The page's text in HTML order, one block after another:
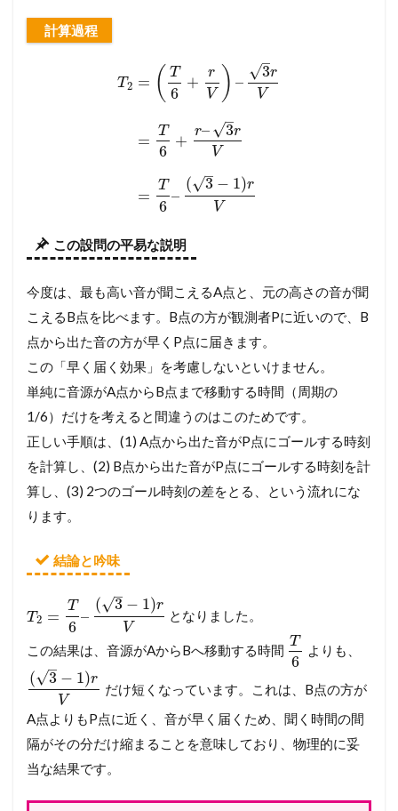
計算過程
T 2 = ( T
6
+
r
V
) –
3
–
√ r
V
=
T
6
+
r– 3
–
√ r
V
=
T
6
–
( 3
–
√ − 1)r
V
この設問の平易な説明
今度は、最も高い音が聞こえるA点と、元の高さの音が聞
こえるB点を比べます。B点の方が観測者Pに近いので、B
点から出た音の方が早くP点に届きます。
この「早く届く効果」を考慮しないといけません。
単純に音源がA点からB点まで移動する時間（周期の
1/6）だけを考えると間違うのはこのためです。
正しい手順は、(1) A点から出た音がP点にゴールする時刻
を計算し、(2) B点から出た音がP点にゴールする時刻を計
算し、(3) 2つのゴール時刻の差をとる、という流れにな
ります。
結論と吟味
T 2 =
T
6
–
( 3
–
√ − 1)r
V
となりました。
この結果は、音源がAからBへ移動する時間
T
6
よりも、
( 3
–
√ − 1)r
V
だけ短くなっています。これは、B点の方が
A点よりもP点に近く、音が早く届くため、聞く時間の間
隔がその分だけ縮まることを意味しており、物理的に妥
当な結果です。